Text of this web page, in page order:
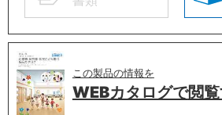
この製品の情報を
WEBカタログで閲